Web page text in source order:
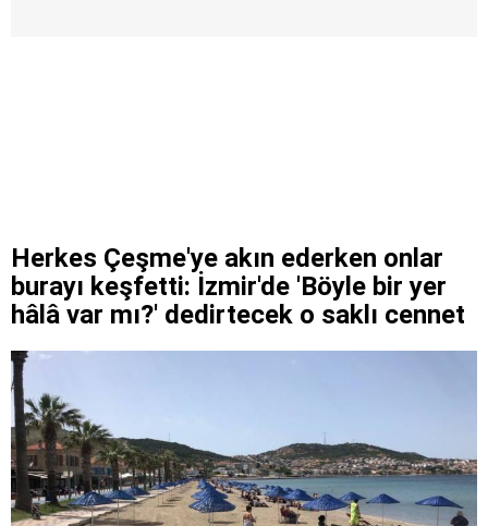
Herkes Çeşme'ye akın ederken onlar
burayı keşfetti: İzmir'de 'Böyle bir yer
hâlâ var mı?' dedirtecek o saklı cennet